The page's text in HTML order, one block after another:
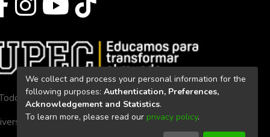
los derechos reservados 2023
Politécnica Estatal del Carchi
We collect and process your personal information for the
following purposes: Authentication, Preferences,
Acknowledgement and Statistics.
To learn more, please read our privacy policy.